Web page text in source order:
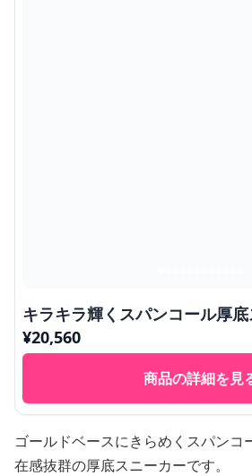
キラキラ輝くスパンコール厚
¥20,560
商品の詳細を見
ゴールドベースにきらめくスパンコ
在感抜群の厚底スニーカーです。